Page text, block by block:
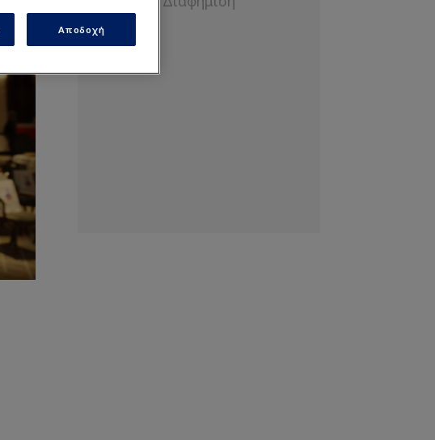
Αποδοχή